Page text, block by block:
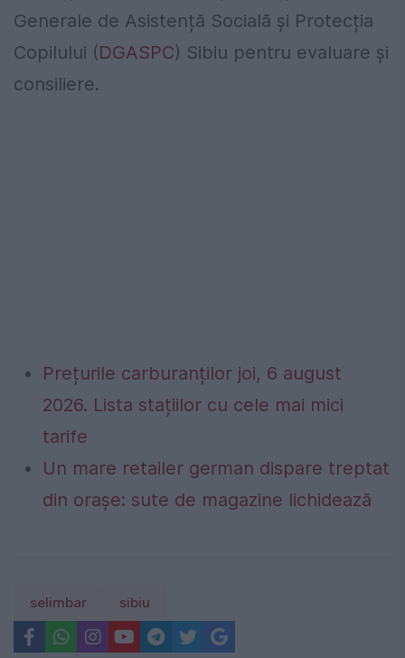
Generale de Asistență Socială și Protecția
Copilului (DGASPC) Sibiu pentru evaluare și
consiliere.
Prețurile carburanților joi, 6 august
2026. Lista stațiilor cu cele mai mici
tarife
Un mare retailer german dispare treptat
din orașe: sute de magazine lichidează
selimbar sibiu